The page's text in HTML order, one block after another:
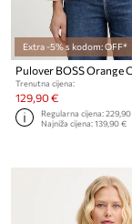
Extra -5% s kodom: OFF*
Pulover BOSS Orange
Trenutna cijena:
129,90 €
Regularna cijena:
Najniža cijena:139,90 €